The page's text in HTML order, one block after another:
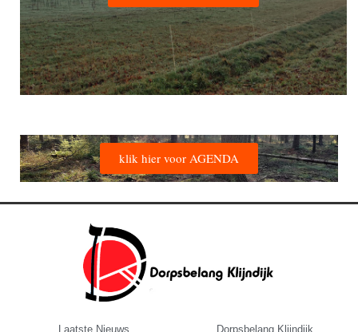
klik hier voor AGENDA
Laatste Nieuws Dorpsbelang Klijndijk